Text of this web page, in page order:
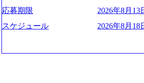
ロジェクトワークが可能 総合コンサル
ライアントに対して様々なプロジェク
いテーマのチャレンジ機会を提供して
と同水準以上の報酬制度であり、ファ
基本 強く「個人」の成⾧を重視するカ
しは不要です。ご質問頂く際のみ、顔
ンクインしている。 主力事業はITコン
に、IT戦略策定等の上流工程から実装・
他方、インキュベーション事業を手掛
考) https://www.dirbato.co.jp/service/
bation.html) 大手総合系コンサルティン
応募期限
2026年8月13
スケジュール
2026年8月18